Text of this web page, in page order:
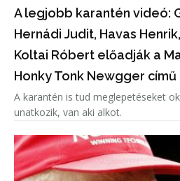
A legjobb karantén videó:
Hernádi Judit, Havas
Koltai Róbert előadják a
Honky Tonk Newgger
A karantén is tud meglepetéseket
unatkozik, van aki alkot.